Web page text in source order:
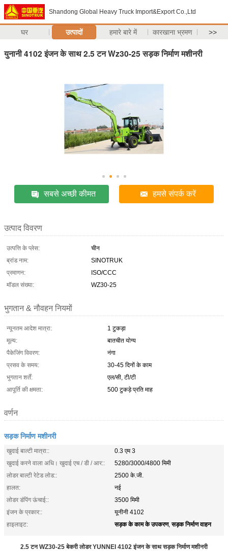
Shandong Global Heavy Truck Import&Export Co.,Ltd
घर उत्पादों हमारे बारे में कारखाना भ्रमण >>
युनानी 4102 इंजन के साथ 2.5 टन Wz30-25 सड़क निर्माण मशीनरी
सबसे अच्छी कीमत हमसे संपर्क करें
उत्पाद विवरण
उत्पत्ति के प्लेस:
चीन
ब्रांड नाम:
SINOTRUK
प्रमाणन:
ISO/CCC
मॉडल संख्या:
WZ30-25
भुगतान & नौवहन नियमों
न्यूनतम आदेश मात्रा:
1 टुकड़ा
मूल्य:
बातचीत योग्य
पैकेजिंग विवरण:
नंगा
प्रसव के समय:
30-45 दिनों के काम
भुगतान शर्तें:
एल/सी, टी/टी
आपूर्ति की क्षमता:
500 टुकड़े प्रति माह
वर्णन
सड़क निर्माण मशीनरी
खुदाई बाल्टी मात्रा::
0.3 एम 3
खुदाई करने वाला अधि। खुदाई एच / डी / आर::
5280/3000/4800 मिमी
लोडर बाल्टी रेटेड लोड::
2500 के.जी.
हालत:
नई
लोडर डंपिंग ऊंचाई::
3500 मिमी
इंजन के प्रकार::
यूनीनी 4102
हाइलाइट:
सड़क के काम के उपकरण,सड़क निर्माण वाहन
2.5 टन WZ30-25 बेकरी लोडर YUNNEI 4102 इंजन के साथ सड़क निर्माण मशीनरी